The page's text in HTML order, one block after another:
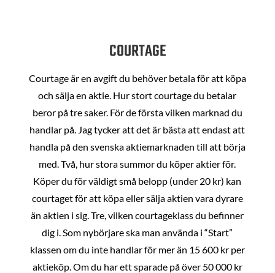
COURTAGE
Courtage är en avgift du behöver betala för att köpa
och sälja en aktie. Hur stort courtage du betalar
beror på tre saker. För de första vilken marknad du
handlar på. Jag tycker att det är bästa att endast att
handla på den svenska aktiemarknaden till att börja
med. Två, hur stora summor du köper aktier för.
Köper du för väldigt små belopp (under 20 kr) kan
courtaget för att köpa eller sälja aktien vara dyrare
än aktien i sig. Tre, vilken courtageklass du befinner
dig i. Som nybörjare ska man använda i “Start”
klassen om du inte handlar för mer än 15 600 kr per
aktieköp. Om du har ett sparade på över 50 000 kr